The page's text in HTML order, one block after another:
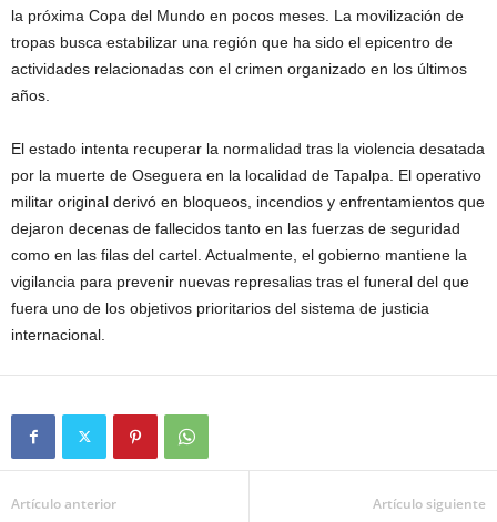
la próxima Copa del Mundo en pocos meses. La movilización de
tropas busca estabilizar una región que ha sido el epicentro de
actividades relacionadas con el crimen organizado en los últimos
años.
El estado intenta recuperar la normalidad tras la violencia desatada
por la muerte de Oseguera en la localidad de Tapalpa. El operativo
militar original derivó en bloqueos, incendios y enfrentamientos que
dejaron decenas de fallecidos tanto en las fuerzas de seguridad
como en las filas del cartel. Actualmente, el gobierno mantiene la
vigilancia para prevenir nuevas represalias tras el funeral del que
fuera uno de los objetivos prioritarios del sistema de justicia
internacional.
Artículo anterior Artículo siguiente